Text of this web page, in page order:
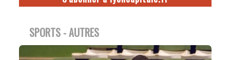
SPORTS - AUTRES